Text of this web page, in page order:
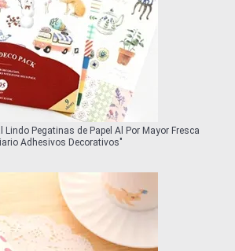
Pegatinas de Papel Al Por Mayor Fresca
Adhesivos Decorativos"